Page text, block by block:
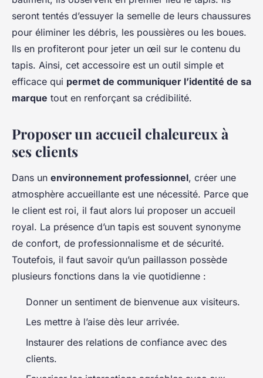
seront tentés d’essuyer la semelle de leurs chaussures
pour éliminer les débris, les poussières ou les boues.
Ils en profiteront pour jeter un œil sur le contenu du
tapis. Ainsi, cet accessoire est un outil simple et
efficace qui permet de communiquer l’identité de sa
marque tout en renforçant sa crédibilité.
Proposer un accueil chaleureux à
ses clients
Dans un environnement professionnel, créer une
atmosphère accueillante est une nécessité. Parce que
le client est roi, il faut alors lui proposer un accueil
royal. La présence d’un tapis est souvent synonyme
de confort, de professionnalisme et de sécurité.
Toutefois, il faut savoir qu’un paillasson possède
plusieurs fonctions dans la vie quotidienne :
Donner un sentiment de bienvenue aux visiteurs.
Les mettre à l’aise dès leur arrivée.
Instaurer des relations de confiance avec des
clients.